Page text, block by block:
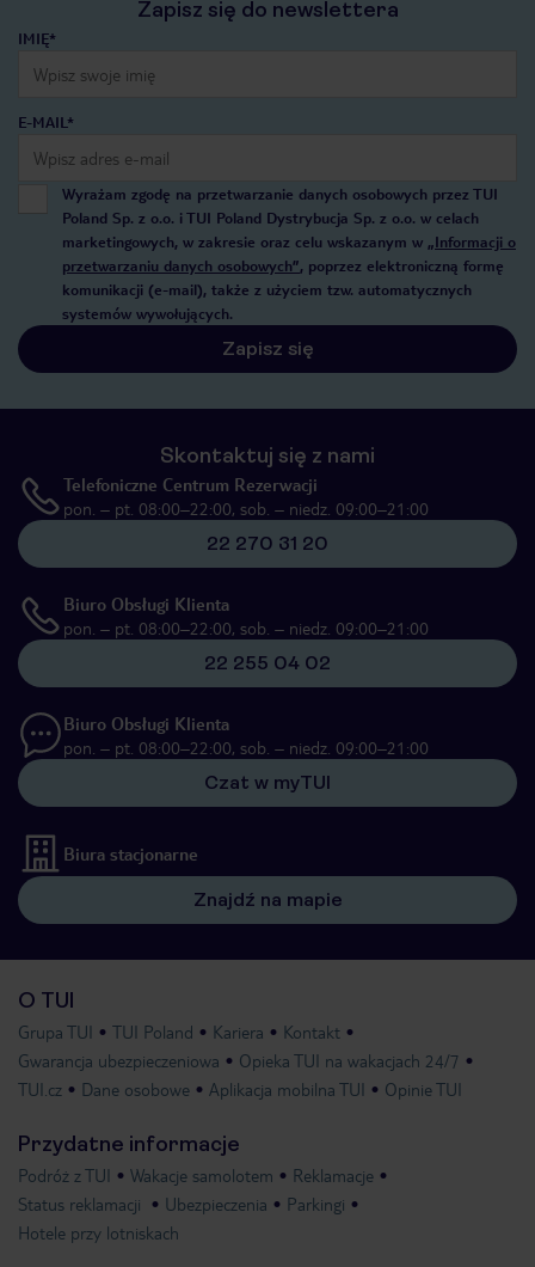
Zapisz się do newslettera
IMIĘ*
E-MAIL*
Wyrażam zgodę na przetwarzanie danych osobowych przez TUI
Poland Sp. z o.o. i TUI Poland Dystrybucja Sp. z o.o. w celach
marketingowych, w zakresie oraz celu wskazanym w „Informacji o
przetwarzaniu danych osobowych”, poprzez elektroniczną formę
komunikacji (e-mail), także z użyciem tzw. automatycznych
systemów wywołujących.
Zapisz się
Skontaktuj się z nami
Telefoniczne Centrum Rezerwacji
pon. – pt. 08:00–22:00, sob. – niedz. 09:00–21:00
22 270 31 20
Biuro Obsługi Klienta
pon. – pt. 08:00–22:00, sob. – niedz. 09:00–21:00
22 255 04 02
Biuro Obsługi Klienta
pon. – pt. 08:00–22:00, sob. – niedz. 09:00–21:00
Czat w myTUI
Biura stacjonarne
Znajdź na mapie
O TUI
Grupa TUI TUI Poland Kariera
Kontakt
Gwarancja ubezpieczeniowa
Opieka TUI na wakacjach 24/7
TUI.cz
Dane osobowe Aplikacja mobilna TUI Opinie TUI
Przydatne informacje
Podróż z TUI Wakacje samolotem
Reklamacje
Status reklamacji
Ubezpieczenia
Parkingi
Hotele przy lotniskach